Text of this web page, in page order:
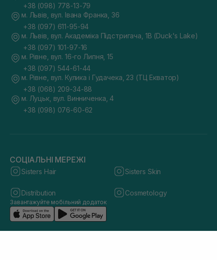
+38 (098) 778-13-79
м. Львів, вул. Івана Франка, 36
+38 (097) 611-95-94
м. Львів, вул. Академіка Підстригача, 1В (Duck's Lake)
+38 (097) 101-97-16
м. Рівне, вул. 16-го Липня, 15
+38 (097) 544-61-44
м. Рівне, вул. Кулика і Гудачека, 23 (ТЦ Екватор)
+38 (068) 209-34-88
м. Луцьк, вул. Винниченка, 4
+38 (098) 076-60-62
СОЦІАЛЬНІ МЕРЕЖІ
Sisters Hair Sisters Skin
Distribution Cosmetology
Завантажуйте мобільний додаток